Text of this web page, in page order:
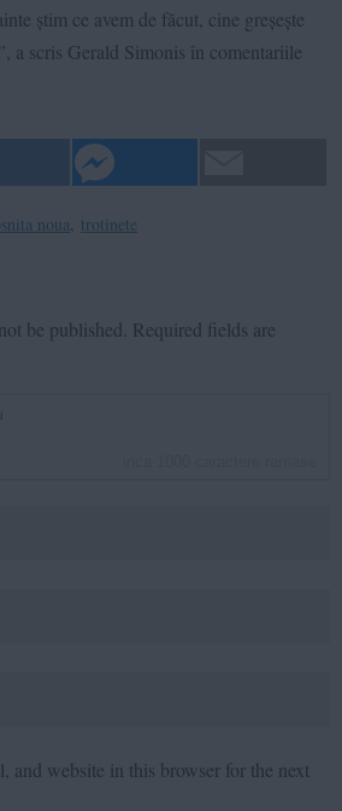
știm ce avem de făcut, cine greșește
a scris Gerald Simonis în comentariile
noua trotinete
be published. Required fields are
and website in this browser for the next